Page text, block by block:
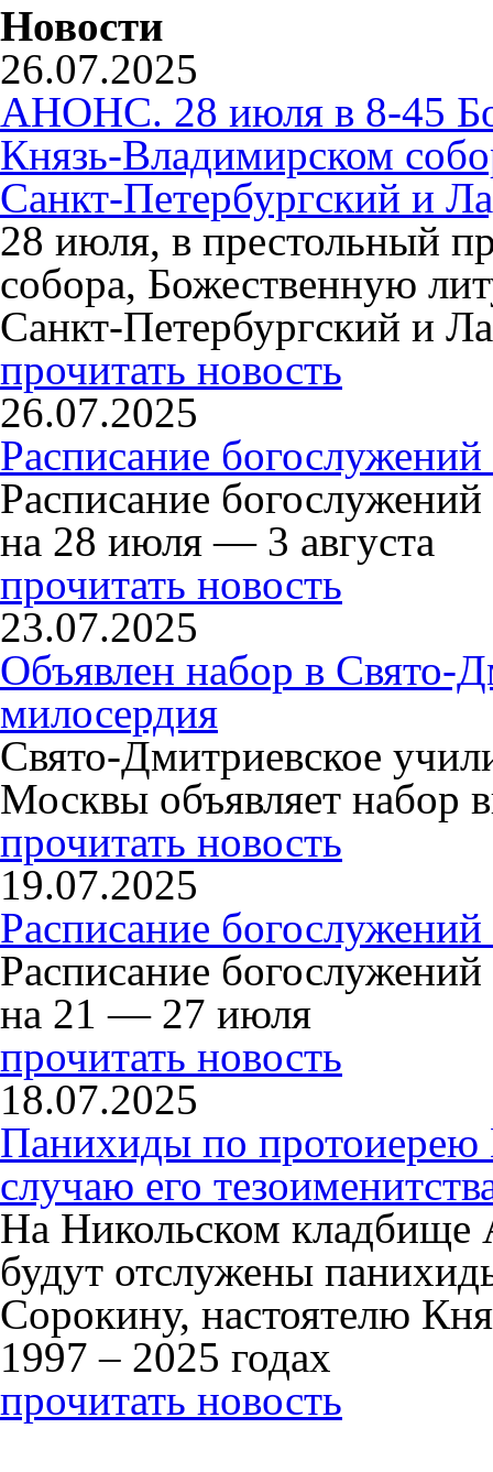
Новости
26.07.2025
АНОНС. 28 июля в 8-45
Князь-Владимирском
Санкт-Петербургский и
28 июля, в престольный
собора, Божественную
Санкт-Петербургский и
прочитать новость
26.07.2025
Расписание
Расписание
на 28 июля — 3 августа
прочитать новость
23.07.2025
Объявлен набор в Свято-
милосердия
Свято-Дмитриевское
Москвы объявляет набор
прочитать новость
19.07.2025
Расписание
Расписание
на 21 — 27 июля
прочитать новость
18.07.2025
Панихиды по
случаю его
На Никольском кладбище
будут отслужены
Сорокину, настоятелю
1997 – 2025 годах
прочитать новость